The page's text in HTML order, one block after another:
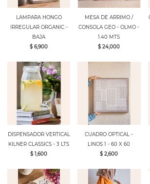
LAMPARA HONGO
IRREGULAR ORGANIC -
BAJA
$ 6,900
MESA DE ARRIMO /
CONSOLA GEO - OLMO -
1.40 MTS
$ 24,000
DISPENSADOR VERTICAL
KILNER CLASSICS - 3 LTS
$ 1,600
CUADRO OPTICAL -
LINOS 1 - 60 X 60
$ 2,600